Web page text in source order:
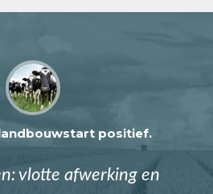
positief.
vlotte afwerking en